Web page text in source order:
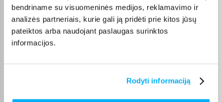
bendriname su visuomeninės medijos, reklamavimo ir
analizės partneriais, kurie gali ją pridėti prie kitos jūsų
pateiktos arba naudojant paslaugas surinktos
informacijos.
Rodyti informaciją
Danutė G.
Puiki dovana darbui ir pramogai 🙂 Ačiū